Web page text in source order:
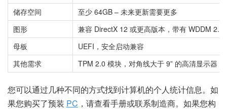
储存空间
至少 64GB – 未来更新需要更多
图形
兼容 DirectX 12 或更高版本，带有 WDDM 2.0
母板
UEFI，安全启动兼容
其他需求
TPM 2.0 模块，对角线大于 9” 的高清显示器
您可以通过几种不同的方式找到计算机的个人统计信息。如
果您购买了预装 PC ，请查看手册或联系制造商。如果您构